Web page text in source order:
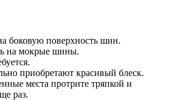
боковую поверхность шин.
на мокрые шины.
приобретают красивый блеск.
места протрите тряпкой и
раз.